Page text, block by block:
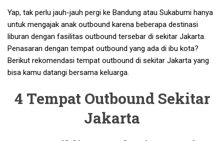
Yap, tak perlu jauh-jauh pergi ke Bandung atau Sukabumi hanya
untuk mengajak anak outbound karena beberapa destinasi
liburan dengan fasilitas outbound tersebar di sekitar Jakarta.
Penasaran dengan tempat outbound yang ada di ibu kota?
Berikut rekomendasi tempat outbound di sekitar Jakarta yang
bisa kamu datangi bersama keluarga.
4 Tempat Outbound Sekitar
Jakarta